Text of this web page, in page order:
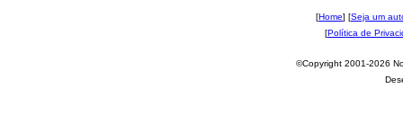
[Home] [Seja um
[Política de
©Copyright 2001-2026